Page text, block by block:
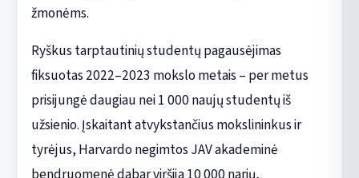
žmonėms.
Ryškus tarptautinių studentų pagausėjimas
fiksuotas 2022–2023 mokslo metais – per metus
prisijungė daugiau nei 1 000 naujų studentų iš
užsienio. Įskaitant atvykstančius mokslininkus ir
tyrėjus, Harvardo negimtos JAV akademinė